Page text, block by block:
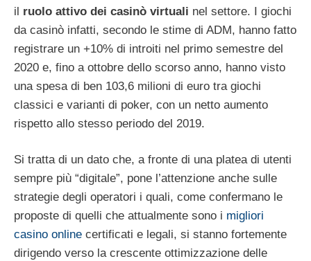
il ruolo attivo dei casinò virtuali nel settore. I giochi
da casinò infatti, secondo le stime di ADM, hanno fatto
registrare un +10% di introiti nel primo semestre del
2020 e, fino a ottobre dello scorso anno, hanno visto
una spesa di ben 103,6 milioni di euro tra giochi
classici e varianti di poker, con un netto aumento
rispetto allo stesso periodo del 2019.
Si tratta di un dato che, a fronte di una platea di utenti
sempre più “digitale”, pone l’attenzione anche sulle
strategie degli operatori i quali, come confermano le
proposte di quelli che attualmente sono i migliori
casino online certificati e legali, si stanno fortemente
dirigendo verso la crescente ottimizzazione delle